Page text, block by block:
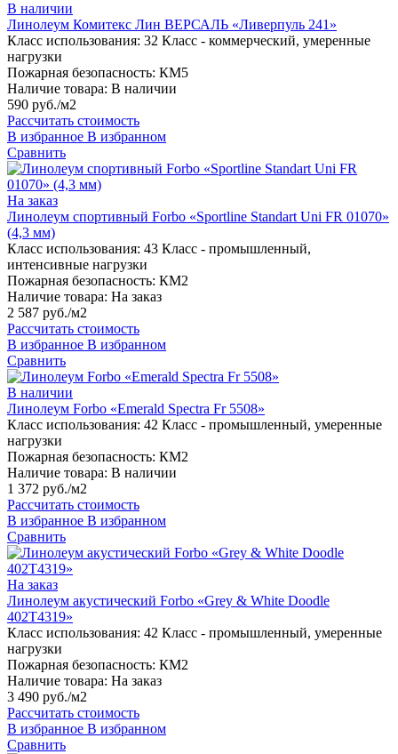
В наличии
Линолеум Комитекс Лин ВЕРСАЛЬ «Ливерпуль 241»
Класс использования: 32 Класс - коммерческий, умеренные
нагрузки
Пожарная безопасность: КМ5
Наличие товара: В наличии
590 руб./м2
Рассчитать стоимость
В избранное В избранном
Сравнить
На заказ
Линолеум спортивный Forbo «Sportline Standart Uni FR 01070»
(4,3 мм)
Класс использования: 43 Класс - промышленный,
интенсивные нагрузки
Пожарная безопасность: КМ2
Наличие товара: На заказ
2 587 руб./м2
Рассчитать стоимость
В избранное В избранном
Сравнить
В наличии
Линолеум Forbo «Emerald Spectra Fr 5508»
Класс использования: 42 Класс - промышленный, умеренные
нагрузки
Пожарная безопасность: КМ2
Наличие товара: В наличии
1 372 руб./м2
Рассчитать стоимость
В избранное В избранном
Сравнить
На заказ
Линолеум акустический Forbo «Grey & White Doodle
402T4319»
Класс использования: 42 Класс - промышленный, умеренные
нагрузки
Пожарная безопасность: КМ2
Наличие товара: На заказ
3 490 руб./м2
Рассчитать стоимость
В избранное В избранном
Сравнить